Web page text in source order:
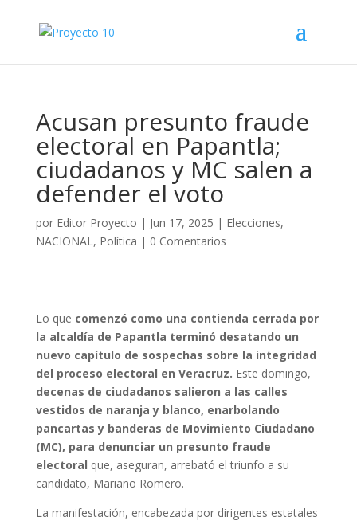
Acusan presunto fraude
electoral en Papantla;
ciudadanos y MC salen a
defender el voto
por Editor Proyecto | Jun 17, 2025 | Elecciones,
NACIONAL, Política | 0 Comentarios
Lo que comenzó como una contienda cerrada por
la alcaldía de Papantla terminó desatando un
nuevo capítulo de sospechas sobre la integridad
del proceso electoral en Veracruz. Este domingo,
decenas de ciudadanos salieron a las calles
vestidos de naranja y blanco, enarbolando
pancartas y banderas de Movimiento Ciudadano
(MC), para denunciar un presunto fraude
electoral que, aseguran, arrebató el triunfo a su
candidato, Mariano Romero.
La manifestación, encabezada por dirigentes estatales